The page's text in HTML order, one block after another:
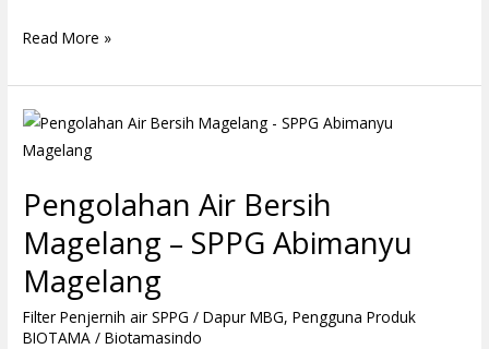
Read More »
Pengolahan Air Bersih
Magelang – SPPG Abimanyu
Magelang
Filter Penjernih air SPPG / Dapur MBG,Pengguna Produk
BIOTAMA /Biotamasindo
Pengolahan
Air
Magelang
–
SPPG
Abimanyu
Magelang